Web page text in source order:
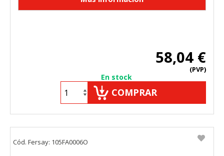
58,04 €
(PVP)
En stock
COMPRAR
Cód. Fersay: 105FA0006O